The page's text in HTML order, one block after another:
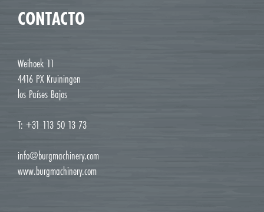
CONTACTO
Weihoek 11
4416 PX Kruiningen
los Países Bajos
T: +31 113 50 13 73
info@burgmachinery.com
www.burgmachinery.com